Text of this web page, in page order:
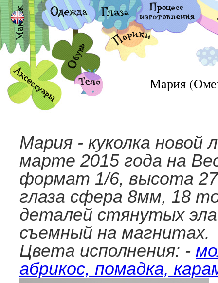
Мария
Мария - куколка новой
марте 2015 года на
формат 1/6, высота
глаза сфера 8мм, 18
деталей стянутых
съемный на магнитах.
Цвета исполнения: -
абрикос, помадка,